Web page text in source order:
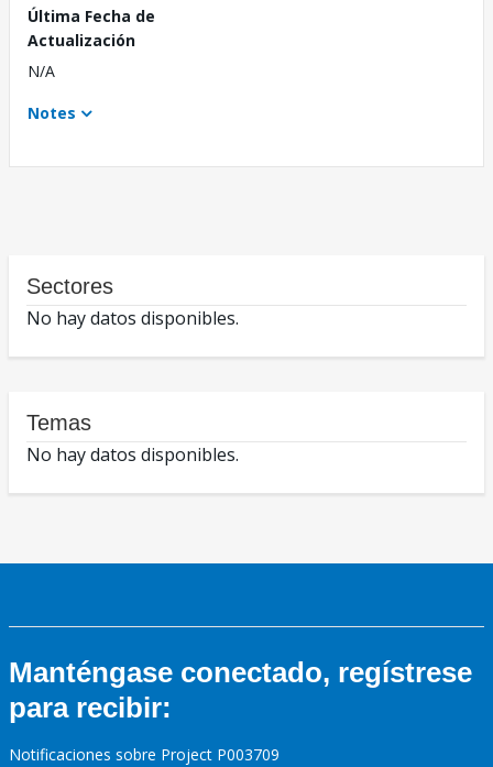
Última Fecha de
Actualización
N/A
Notes
Sectores
No hay datos disponibles.
Temas
No hay datos disponibles.
Manténgase conectado, regístrese
para recibir:
Notificaciones sobre Project P003709